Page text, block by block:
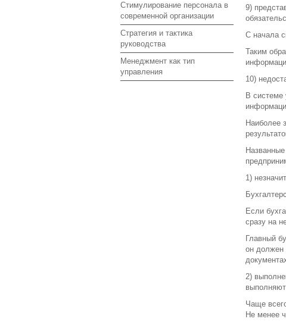
Стимулирование персонала в
современной организации
Стратегия и тактика
руководства
Менеджмент как тип
управления
9)
С начала
Таким
10)
В системе
Наиболее
1)
Если
сразу на
Главный
он должен
2)
Чаще
Не менее